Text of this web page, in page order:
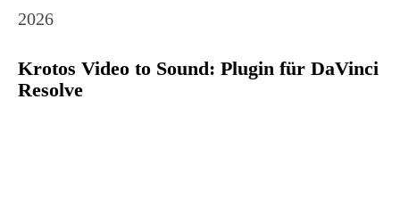
2026
Krotos Video to Sound: Plugin für DaVinci
Resolve